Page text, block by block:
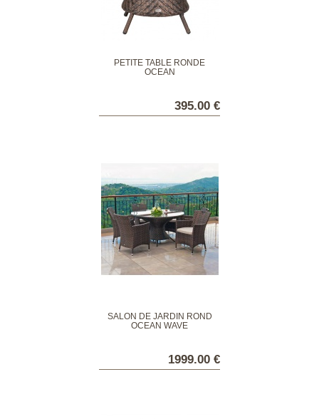
PETITE TABLE RONDE
OCEAN
395.00 €
SALON DE JARDIN ROND
OCEAN WAVE
1999.00 €